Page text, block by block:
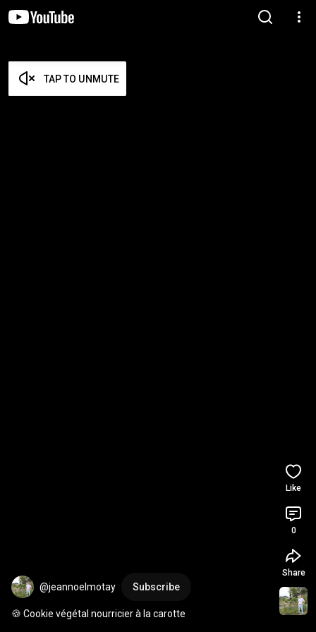
TAP TO UNMUTE
@jeannoelmotay Subscribe
🍪 Cookie végétal nourricier à la carotte
Like
0
Share